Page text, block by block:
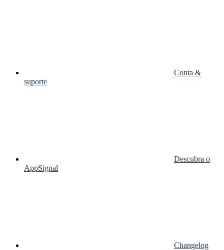
Conta &
suporte
Descubra o
AppSignal
Changelog